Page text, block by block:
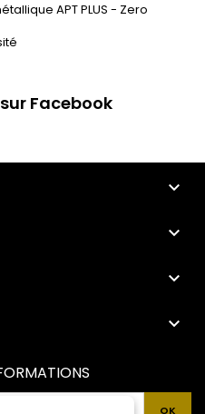
APT PLUS - Zero
Facebook



